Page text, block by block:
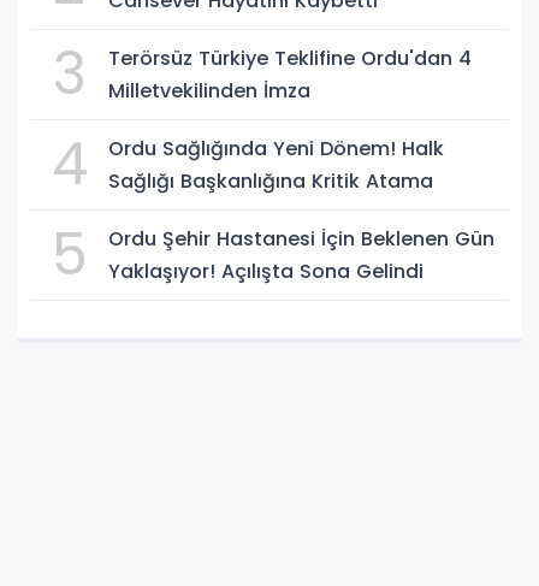
3
Terörsüz Türkiye Teklifine Ordu'dan 4
Milletvekilinden İmza
4
Ordu Sağlığında Yeni Dönem! Halk
Sağlığı Başkanlığına Kritik Atama
5
Ordu Şehir Hastanesi İçin Beklenen Gün
Yaklaşıyor! Açılışta Sona Gelindi